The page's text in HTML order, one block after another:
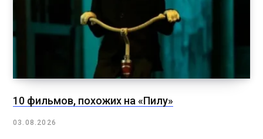
10 фильмов, похожих на «Пилу»
03.08.2026